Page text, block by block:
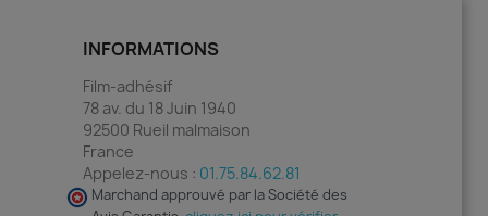
INFORMATIONS
Film-adhésif
78 av. du 18 Juin 1940
92500 Rueil malmaison
France
Appelez-nous : 01.75.84.62.81
Marchand approuvé par la Société des